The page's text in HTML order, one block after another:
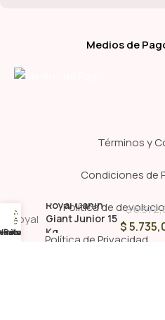
Medios de
Términos y
Condiciones de
Política de
Política de Privacidad
Pelu
Royal Canin
Giant Junior 15
Kg
$
$